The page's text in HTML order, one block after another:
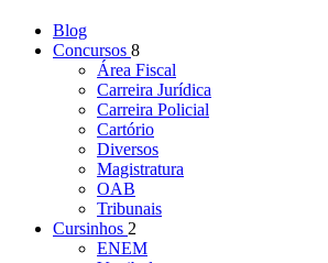
Blog
Concursos 8
Área Fiscal
Carreira Jurídica
Carreira Policial
Cartório
Diversos
Magistratura
OAB
Tribunais
Cursinhos 2
ENEM